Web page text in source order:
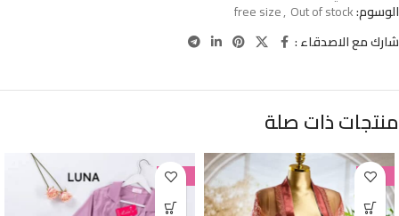
الوسوم:
free size, Out of stock
شارك مع الاصدقاء :
منتجات ذات صلة
-38%
-38%